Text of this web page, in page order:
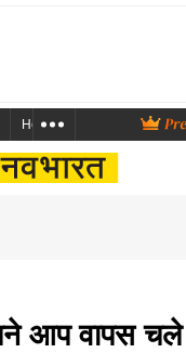
Health and Me Marathi
आप वापस चले